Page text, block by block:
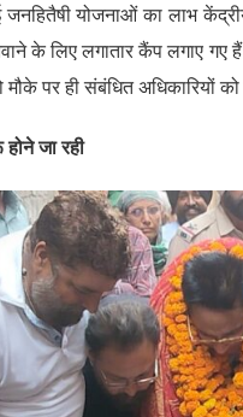
योजनाओं का लाभ
के लिए लगातार कैंप लगाए
पर ही संबंधित अधिकारियों
जा रही